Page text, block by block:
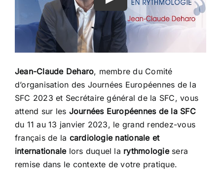
PRIX ET BOURSES
Jean-Claude Deharo, membre du Comité
d’organisation des Journées Européennes de la
SFC 2023 et Secrétaire général de la SFC, vous
attend sur les Journées Européennes de la SFC
du 11 au 13 janvier 2023, le grand rendez-vous
français de la cardiologie nationale et
internationalelors duquel la rythmologiesera
remise dans le contexte de votre pratique.